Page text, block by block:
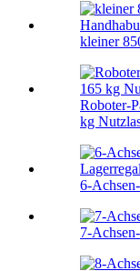
kleiner
Roboter-
kg
6-
7-